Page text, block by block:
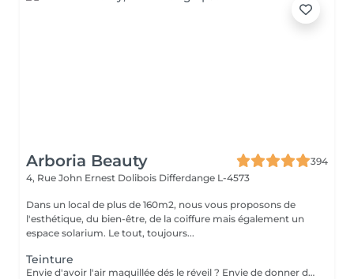
Arboria Beauty
394
4, Rue John Ernest Dolibois Differdange L-4573
Dans un local de plus de 160m2, nous vous proposons de
l'esthétique, du bien-être, de la coiffure mais également un
espace solarium. Le tout, toujours...
Teinture
Envie d'avoir l'air maquillée dés le réveil ? Envie de donner du caractère, de l'intensité à votre regard ? Envie d'un visage plus expressif ? Afin de mettre en valeur vos cils et vos sourcils naturels sans make up, optez pour la teinture ! La teinture donne un effet profond, fourni et plus intense. Elle est résistante à l'eau et dure jusqu'à 6 semaines. Elle ajoute brillance et éclat ; elle couvre les éventuels cils et sourcils grisonnants. Les yeux sont plus expressifs même sans maquillage